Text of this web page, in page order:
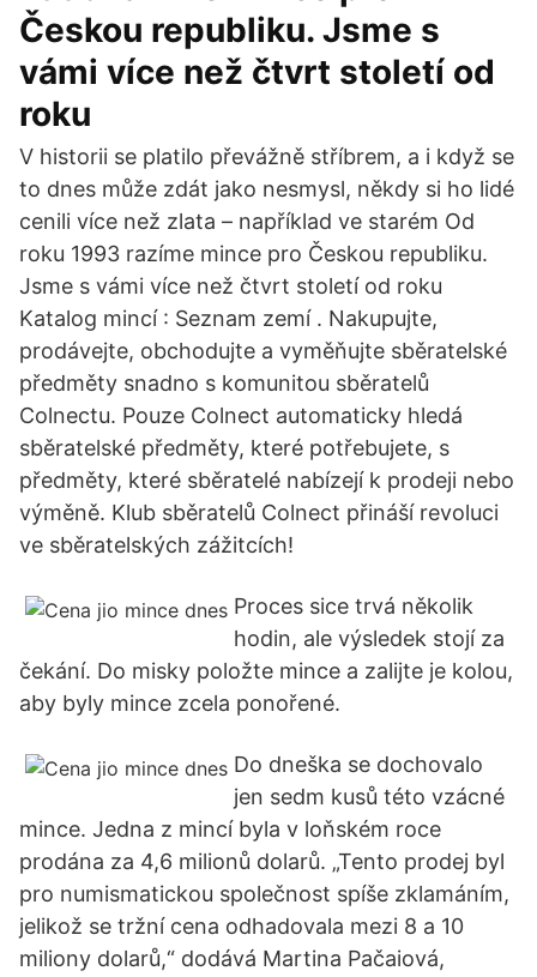
Českou republiku. Jsme s
vámi více než čtvrt století od
roku
V historii se platilo převážně stříbrem, a i když se
to dnes může zdát jako nesmysl, někdy si ho lidé
cenili více než zlata – například ve starém Od
roku 1993 razíme mince pro Českou republiku.
Jsme s vámi více než čtvrt století od roku
Katalog mincí : Seznam zemí . Nakupujte,
prodávejte, obchodujte a vyměňujte sběratelské
předměty snadno s komunitou sběratelů
Colnectu. Pouze Colnect automaticky hledá
sběratelské předměty, které potřebujete, s
předměty, které sběratelé nabízejí k prodeji nebo
výměně. Klub sběratelů Colnect přináší revoluci
ve sběratelských zážitcích!
Proces sice trvá několik
hodin, ale výsledek stojí za
čekání. Do misky položte mince a zalijte je kolou,
aby byly mince zcela ponořené.
Do dneška se dochovalo
jen sedm kusů této vzácné
mince. Jedna z mincí byla v loňském roce
prodána za 4,6 milionů dolarů. „Tento prodej byl
pro numismatickou společnost spíše zklamáním,
jelikož se tržní cena odhadovala mezi 8 a 10
miliony dolarů,“ dodává Martina Pačaiová,